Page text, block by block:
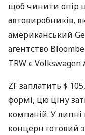
щоб чинити опір
автовиробників,
американський
агентство
TRWє Volkswagen
ZF заплатить $
формі, цю ціну
компаній. У
концерн готовий